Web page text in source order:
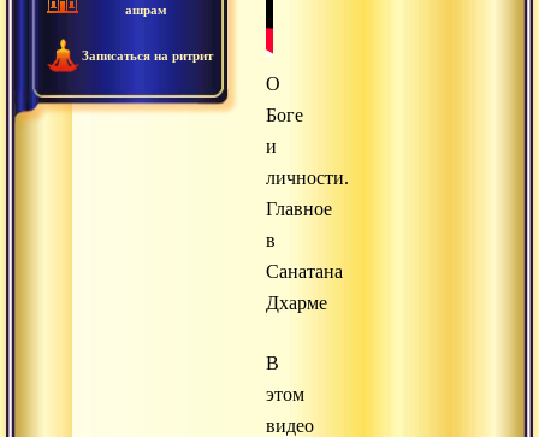
ашрам
Записаться на ритрит
О
Боге
и
личности.
Главное
в
Санатана
Дхарме
В
этом
видео